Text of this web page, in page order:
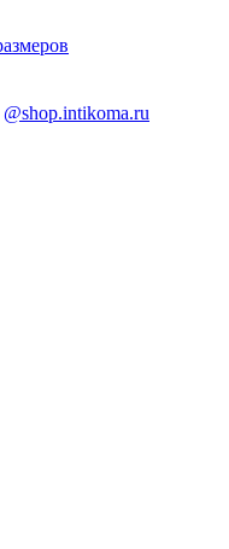
@shop.intikoma.ru